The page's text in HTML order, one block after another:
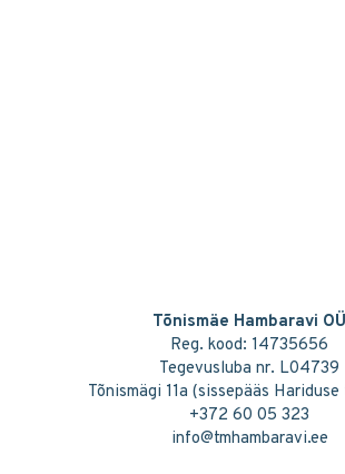
Tõnismäe Hambaravi OÜ
Reg. kood: 14735656
Tegevusluba nr. L04739
Tõnismägi 11a (sissepääs
+372 60 05 323
info@tmhambaravi.ee